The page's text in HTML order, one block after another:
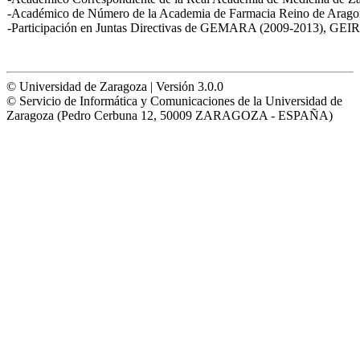
-Académico de Número de la Academia de Farmacia Reino de
-Participación en Juntas Directivas de GEMARA (2009-2013),
© Universidad de Zaragoza | Versión 3.0.0
© Servicio de Informática y Comunicaciones de la Universidad de
Zaragoza (Pedro Cerbuna 12, 50009 ZARAGOZA - ESPAÑA)